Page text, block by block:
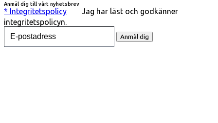
Anmäl dig till vårt nyhetsbrev
* Integritetspolicy
Jag har läst och godkänner
integritetspolicyn.
Vänligen ange din e-postadress för att ta emot
Anmäl dig